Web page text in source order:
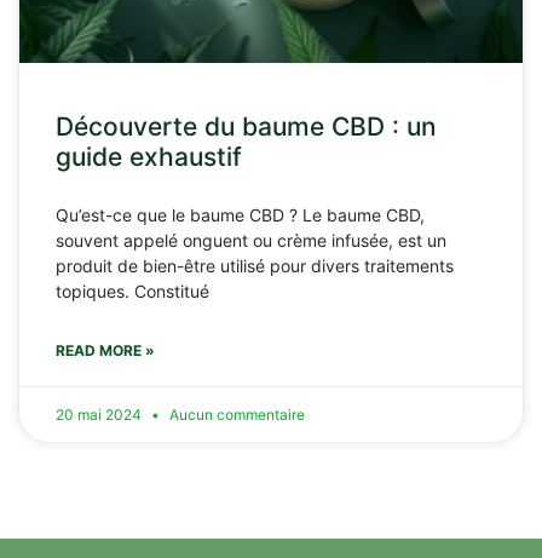
Découverte du baume CBD : un
guide exhaustif
Qu’est-ce que le baume CBD ? Le baume CBD,
souvent appelé onguent ou crème infusée, est un
produit de bien-être utilisé pour divers traitements
topiques. Constitué
READ MORE »
20 mai 2024 Aucun commentaire